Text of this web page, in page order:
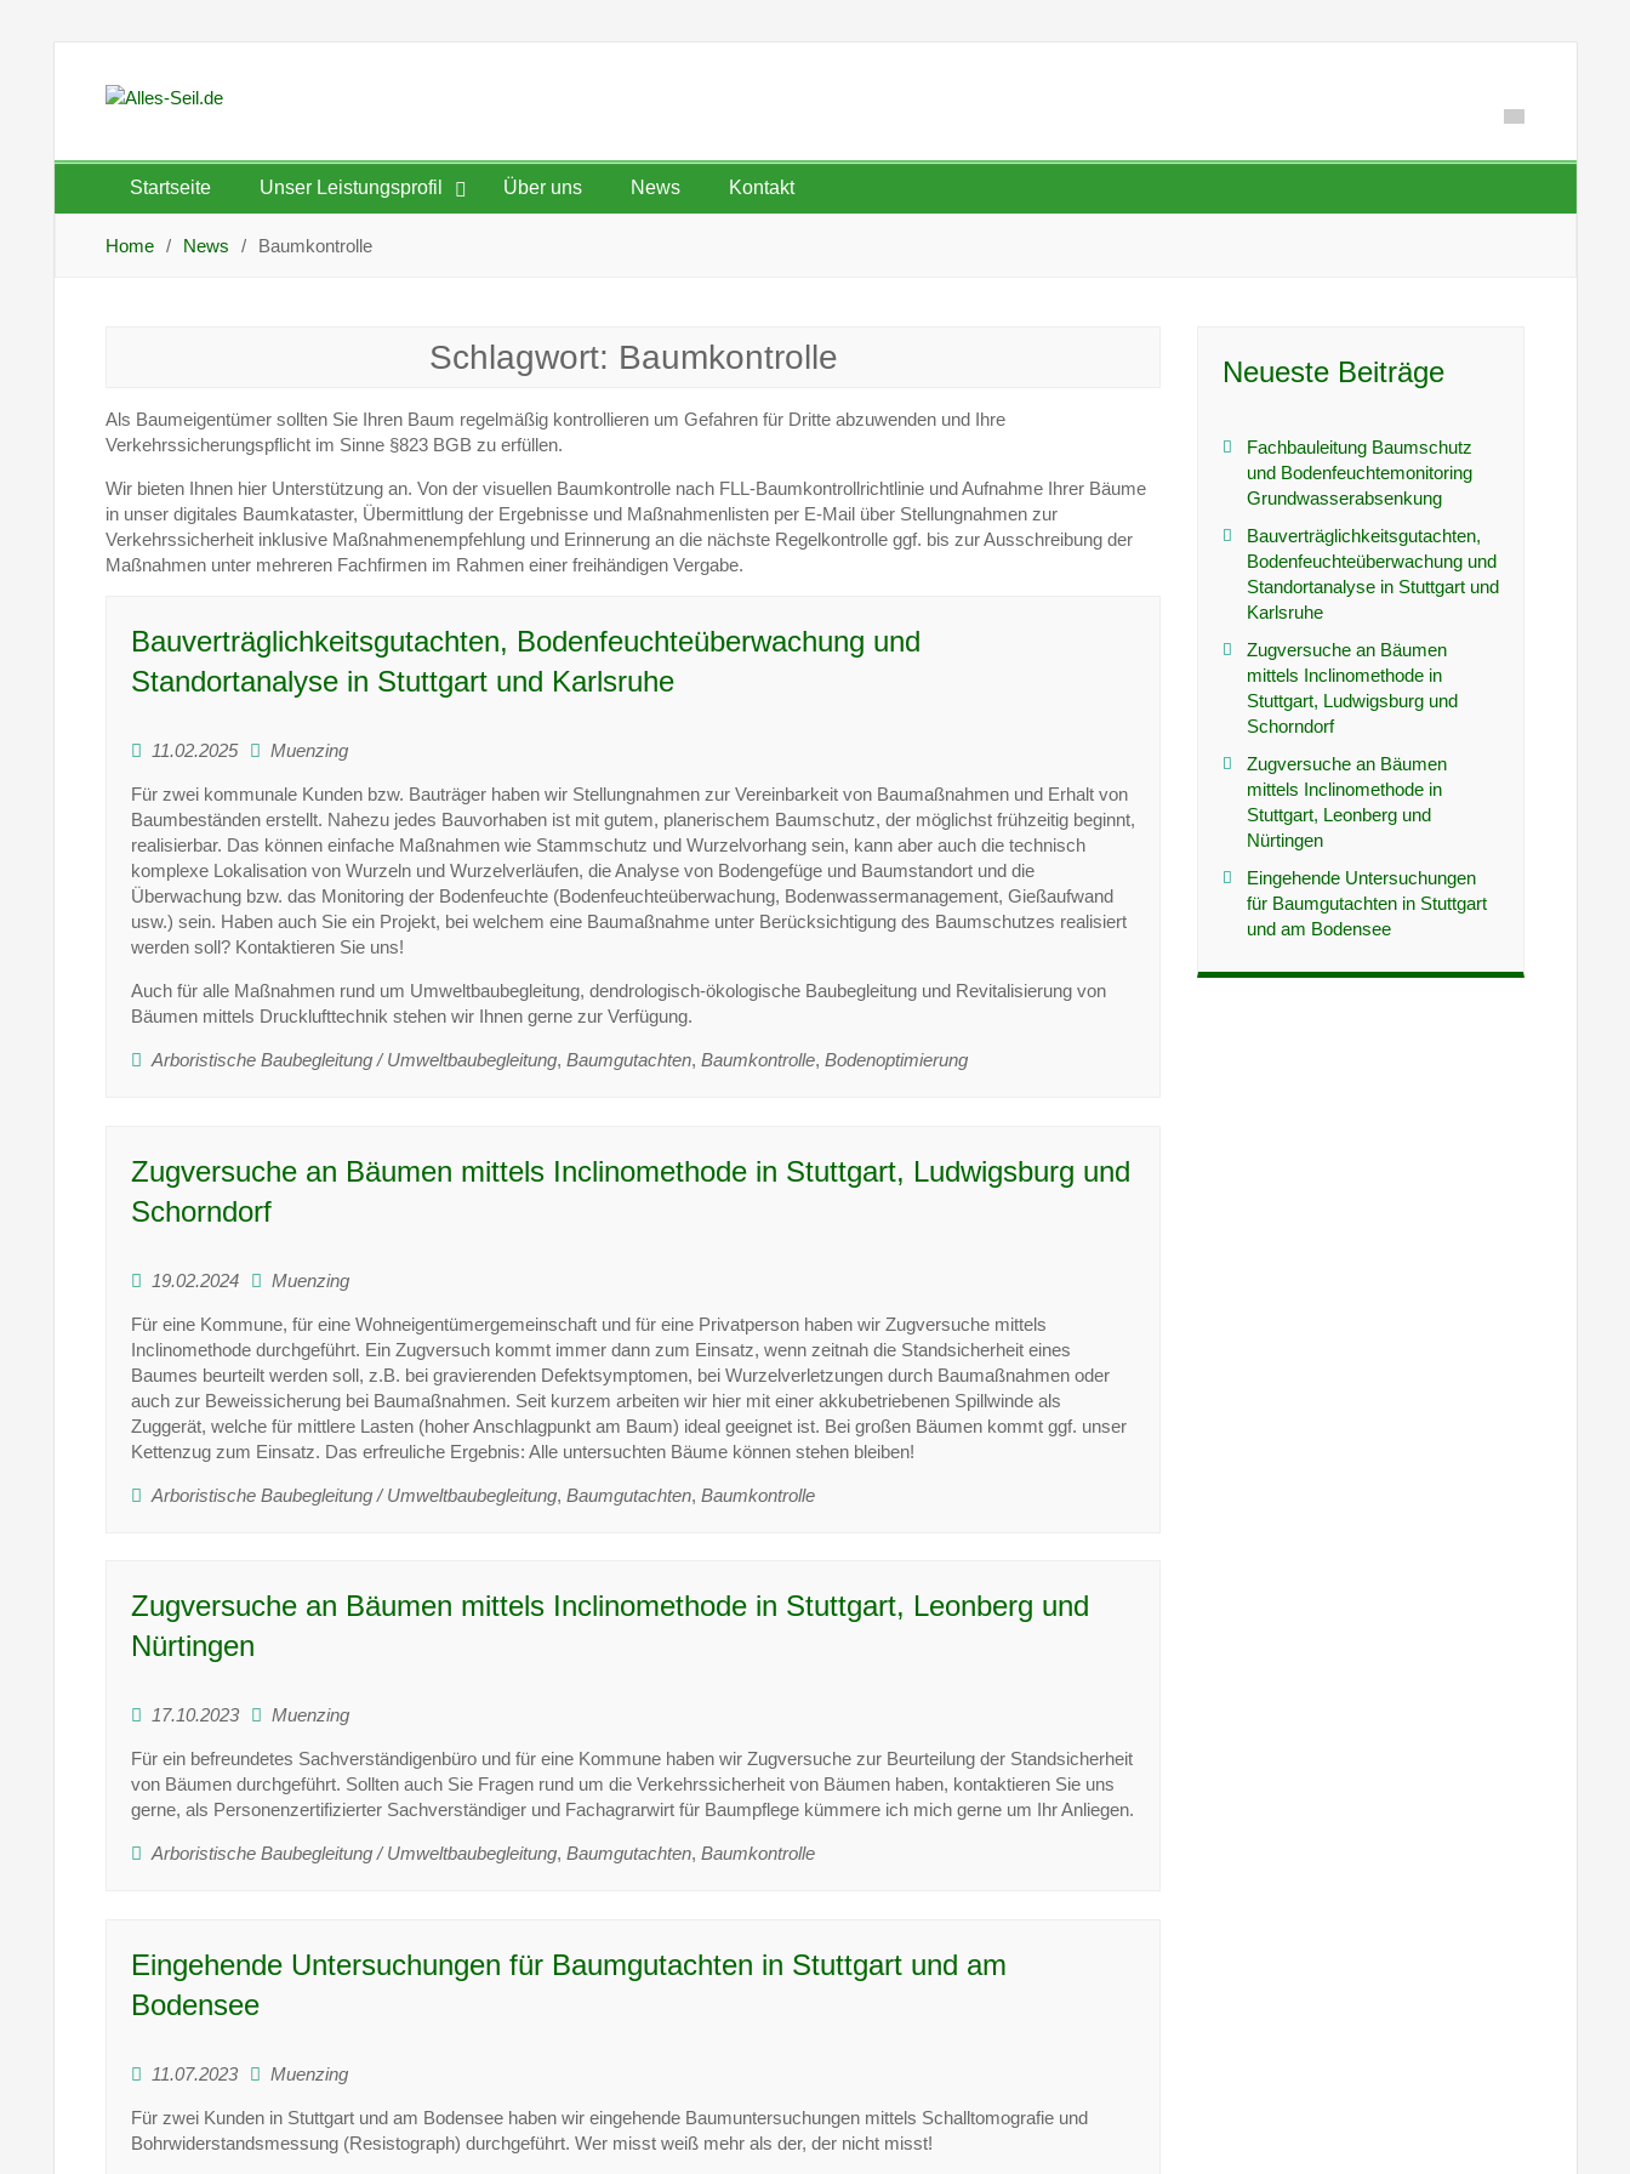
content
Startseite Unser Leistungsprofil Über uns News Kontakt
Home News Baumkontrolle
Schlagwort: Baumkontrolle
Als Baumeigentümer sollten Sie Ihren Baum regelmäßig kontrollieren um Gefahren für Dritte abzuwenden und Ihre
Verkehrssicherungspflicht im Sinne §823 BGB zu erfüllen.
Wir bieten Ihnen hier Unterstützung an. Von der visuellen Baumkontrolle nach FLL-Baumkontrollrichtlinie und Aufnahme Ihrer Bäume
in unser digitales Baumkataster, Übermittlung der Ergebnisse und Maßnahmenlisten per E-Mail über Stellungnahmen zur
Verkehrssicherheit inklusive Maßnahmenempfehlung und Erinnerung an die nächste Regelkontrolle ggf. bis zur Ausschreibung der
Maßnahmen unter mehreren Fachfirmen im Rahmen einer freihändigen Vergabe.
Bauverträglichkeitsgutachten, Bodenfeuchteüberwachung und
Standortanalyse in Stuttgart und Karlsruhe
11.02.2025 Muenzing
Für zwei kommunale Kunden bzw. Bauträger haben wir Stellungnahmen zur Vereinbarkeit von Baumaßnahmen und Erhalt von
Baumbeständen erstellt. Nahezu jedes Bauvorhaben ist mit gutem, planerischem Baumschutz, der möglichst frühzeitig beginnt,
realisierbar. Das können einfache Maßnahmen wie Stammschutz und Wurzelvorhang sein, kann aber auch die technisch
komplexe Lokalisation von Wurzeln und Wurzelverläufen, die Analyse von Bodengefüge und Baumstandort und die
Überwachung bzw. das Monitoring der Bodenfeuchte (Bodenfeuchteüberwachung, Bodenwassermanagement, Gießaufwand
usw.) sein. Haben auch Sie ein Projekt, bei welchem eine Baumaßnahme unter Berücksichtigung des Baumschutzes realisiert
werden soll? Kontaktieren Sie uns!
Auch für alle Maßnahmen rund um Umweltbaubegleitung, dendrologisch-ökologische Baubegleitung und Revitalisierung von
Bäumen mittels Drucklufttechnik stehen wir Ihnen gerne zur Verfügung.
Arboristische Baubegleitung / Umweltbaubegleitung, Baumgutachten, Baumkontrolle, Bodenoptimierung
Zugversuche an Bäumen mittels Inclinomethode in Stuttgart, Ludwigsburg und
Schorndorf
19.02.2024 Muenzing
Für eine Kommune, für eine Wohneigentümergemeinschaft und für eine Privatperson haben wir Zugversuche mittels
Inclinomethode durchgeführt. Ein Zugversuch kommt immer dann zum Einsatz, wenn zeitnah die Standsicherheit eines
Baumes beurteilt werden soll, z.B. bei gravierenden Defektsymptomen, bei Wurzelverletzungen durch Baumaßnahmen oder
auch zur Beweissicherung bei Baumaßnahmen. Seit kurzem arbeiten wir hier mit einer akkubetriebenen Spillwinde als
Zuggerät, welche für mittlere Lasten (hoher Anschlagpunkt am Baum) ideal geeignet ist. Bei großen Bäumen kommt ggf. unser
Kettenzug zum Einsatz. Das erfreuliche Ergebnis: Alle untersuchten Bäume können stehen bleiben!
Arboristische Baubegleitung / Umweltbaubegleitung, Baumgutachten, Baumkontrolle
Zugversuche an Bäumen mittels Inclinomethode in Stuttgart, Leonberg und
Nürtingen
17.10.2023 Muenzing
Für ein befreundetes Sachverständigenbüro und für eine Kommune haben wir Zugversuche zur Beurteilung der Standsicherheit
von Bäumen durchgeführt. Sollten auch Sie Fragen rund um die Verkehrssicherheit von Bäumen haben, kontaktieren Sie uns
gerne, als Personenzertifizierter Sachverständiger und Fachagrarwirt für Baumpflege kümmere ich mich gerne um Ihr Anliegen.
Arboristische Baubegleitung / Umweltbaubegleitung, Baumgutachten, Baumkontrolle
Eingehende Untersuchungen für Baumgutachten in Stuttgart und am
Bodensee
11.07.2023 Muenzing
Für zwei Kunden in Stuttgart und am Bodensee haben wir eingehende Baumuntersuchungen mittels Schalltomografie und
Bohrwiderstandsmessung (Resistograph) durchgeführt. Wer misst weiß mehr als der, der nicht misst!
Neueste Beiträge
Fachbauleitung Baumschutz
und Bodenfeuchtemonitoring
Grundwasserabsenkung
Bauverträglichkeitsgutachten,
Bodenfeuchteüberwachung und
Standortanalyse in Stuttgart und
Karlsruhe
Zugversuche an Bäumen
mittels Inclinomethode in
Stuttgart, Ludwigsburg und
Schorndorf
Zugversuche an Bäumen
mittels Inclinomethode in
Stuttgart, Leonberg und
Nürtingen
Eingehende Untersuchungen
für Baumgutachten in Stuttgart
und am Bodensee